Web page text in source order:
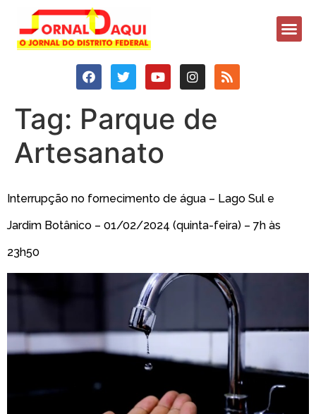
Tag: Parque de
Artesanato
Interrupção no fornecimento de água – Lago Sul e
Jardim Botânico – 01/02/2024 (quinta-feira) – 7h às
23h50